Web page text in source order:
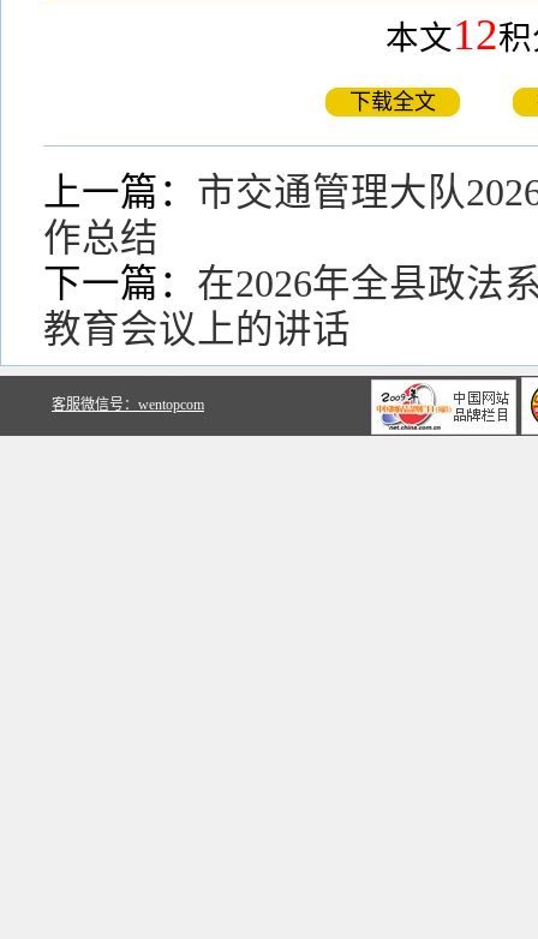
本文12
下载全文
上一篇： 市交通管理大队
作总结
下一篇： 在2026年全县政法
教育会议上的讲话
客服微信号：wentopcom